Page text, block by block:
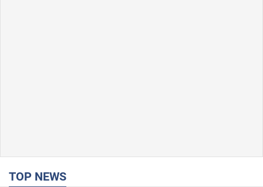
TOP NEWS